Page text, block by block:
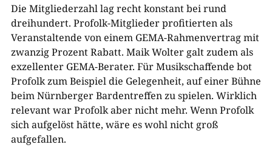
Die Mitgliederzahl lag recht konstant bei rund
dreihundert. Profolk-Mitglieder profitierten als
Veranstaltende von einem GEMA-Rahmenvertrag mit
zwanzig Prozent Rabatt. Maik Wolter galt zudem als
exzellenter GEMA-Berater. Für Musikschaffende bot
Profolk zum Beispiel die Gelegenheit, auf einer Bühne
beim Nürnberger Bardentreffen zu spielen. Wirklich
relevant war Profolk aber nicht mehr. Wenn Profolk
sich aufgelöst hätte, wäre es wohl nicht groß
aufgefallen.